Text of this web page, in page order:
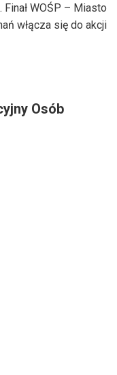
Finał WOŚP – Miasto
włącza się do akcji
Osób